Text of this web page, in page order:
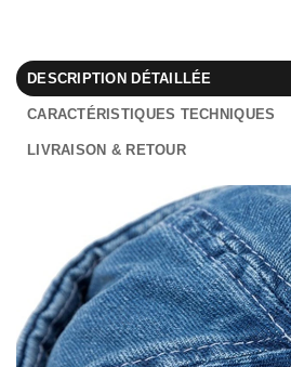
DESCRIPTION DÉTAILLÉE
CARACTÉRISTIQUES TECHNIQUES
LIVRAISON & RETOUR